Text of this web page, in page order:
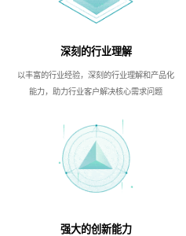
深刻的行业理解
以丰富的行业经验，深刻的行业理解和产品化
能力，助力行业客户解决核心需求问题
强大的创新能力